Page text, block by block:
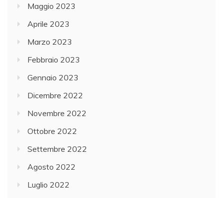
Maggio 2023
Aprile 2023
Marzo 2023
Febbraio 2023
Gennaio 2023
Dicembre 2022
Novembre 2022
Ottobre 2022
Settembre 2022
Agosto 2022
Luglio 2022